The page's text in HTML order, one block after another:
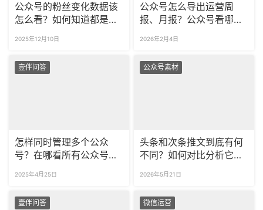
公众号的粉丝变化数据该
怎么看？如何知道都是谁
2025年12月10日
公众号怎么导出运营周
报、月报？公众号看哪些
2026年2月4日
壹伴问答
怎样同时管理多个公众
号？在哪看所有公众号的
2025年4月25日
公众号素材
头条和次条推文到底有何
不同？如何对比分析它们
2026年5月21日
壹伴问答 微信运营